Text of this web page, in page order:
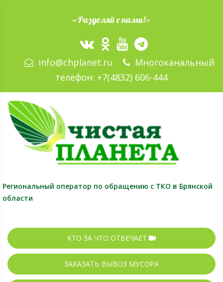
«Разделяй с нами!»
info@chplanet.ru
Многоканальный
телефон: +7(4832) 606-444
Региональный оператор по обращению с ТКО в Брянской
области
КТО ЗА ЧТО ОТВЕЧАЕТ
ЗАКАЗАТЬ ВЫВОЗ МУСОРА